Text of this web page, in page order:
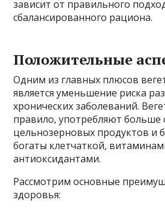
зависит от правильного
сбалансированного рациона.
Положительные
Одним из главных плюсов
является уменьшение риска
хронических заболеваний.
правило, употребляют
цельнозерновых продуктов и
богаты клетчаткой,
антиоксидантами.
Рассмотрим основные
здоровья: